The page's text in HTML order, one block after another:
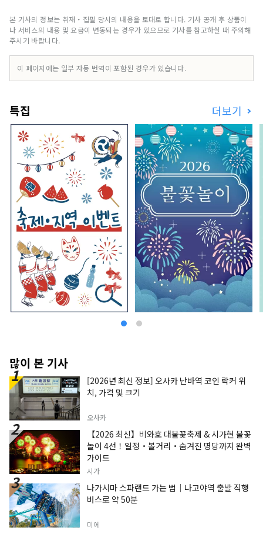
본 기사의 정보는 취재・집필 당시의 내용을 토대로 합니다. 기사 공개 후 상품이
나 서비스의 내용 및 요금이 변동되는 경우가 있으므로 기사를 참고하실 때 주의해
주시기 바랍니다.
이 페이지에는 일부 자동 번역이 포함된 경우가 있습니다.
특집 더보기
많이 본 기사
[2026년 최신 정보] 오사카 난바역 코인 락커 위
치, 가격 및 크기
오사카
【2026 최신】비와호 대불꽃축제 & 시가현 불꽃
놀이 4선！일정・볼거리・숨겨진 명당까지 완벽
가이드
시가
나가시마 스파랜드 가는 법｜나고야역 출발 직행
버스로 약 50분
미에